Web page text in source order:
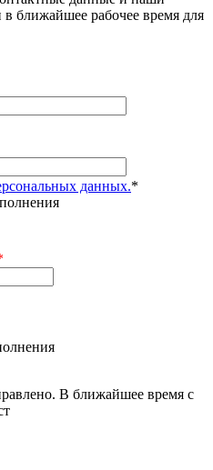
ближайшее рабочее время для
данных.*
В ближайшее время с